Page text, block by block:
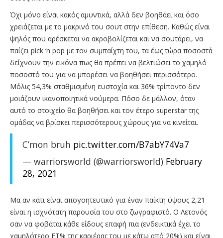
Όχι μόνο είναι κακός αμυντικά, αλλά δεν βοηθάει και όσο
χρειάζεται με το μακρινό του σουτ στην επίθεση. Καθώς είναι
ψηλός που αρέσκεται να ακροβολίζεται και να σουτάρει, να
παίζει pick ‘n pop με τον συμπαίχτη του, τα έως τώρα ποσοστά
δείχνουν την εικόνα πως θα πρέπει να βελτιώσει το χαμηλό
ποσοστό του για να μπορέσει να βοηθήσει περισσότερο.
Μόλις 54,3% σταθμισμένη ευστοχία και 36% τρίποντο δεν
μοιάζουν ικανοποιητικά νούμερα. Πόσο δε μάλλον, όταν
αυτό το στοιχείο θα βοηθήσει και τον έτερο superstar της
ομάδας να βρίσκει περισσότερους χώρους για να κινείται.
C’mon bruh pic.twitter.com/B7abY74Va7
— warriorsworld (@warriorsworld) February
28, 2021
Μα αν κάτι είναι απογοητευτικό για έναν παίκτη ύψους 2,21
είναι η ισχνότατη παρουσία του στο ζωγραφιστό. Ο Λετονός
σαν να φοβάται κάθε είδους επαφή πια (ενδεικτικά έχει το
χαμηλότερο FT% της καριέρας του με κάτω από 20%) και είναι